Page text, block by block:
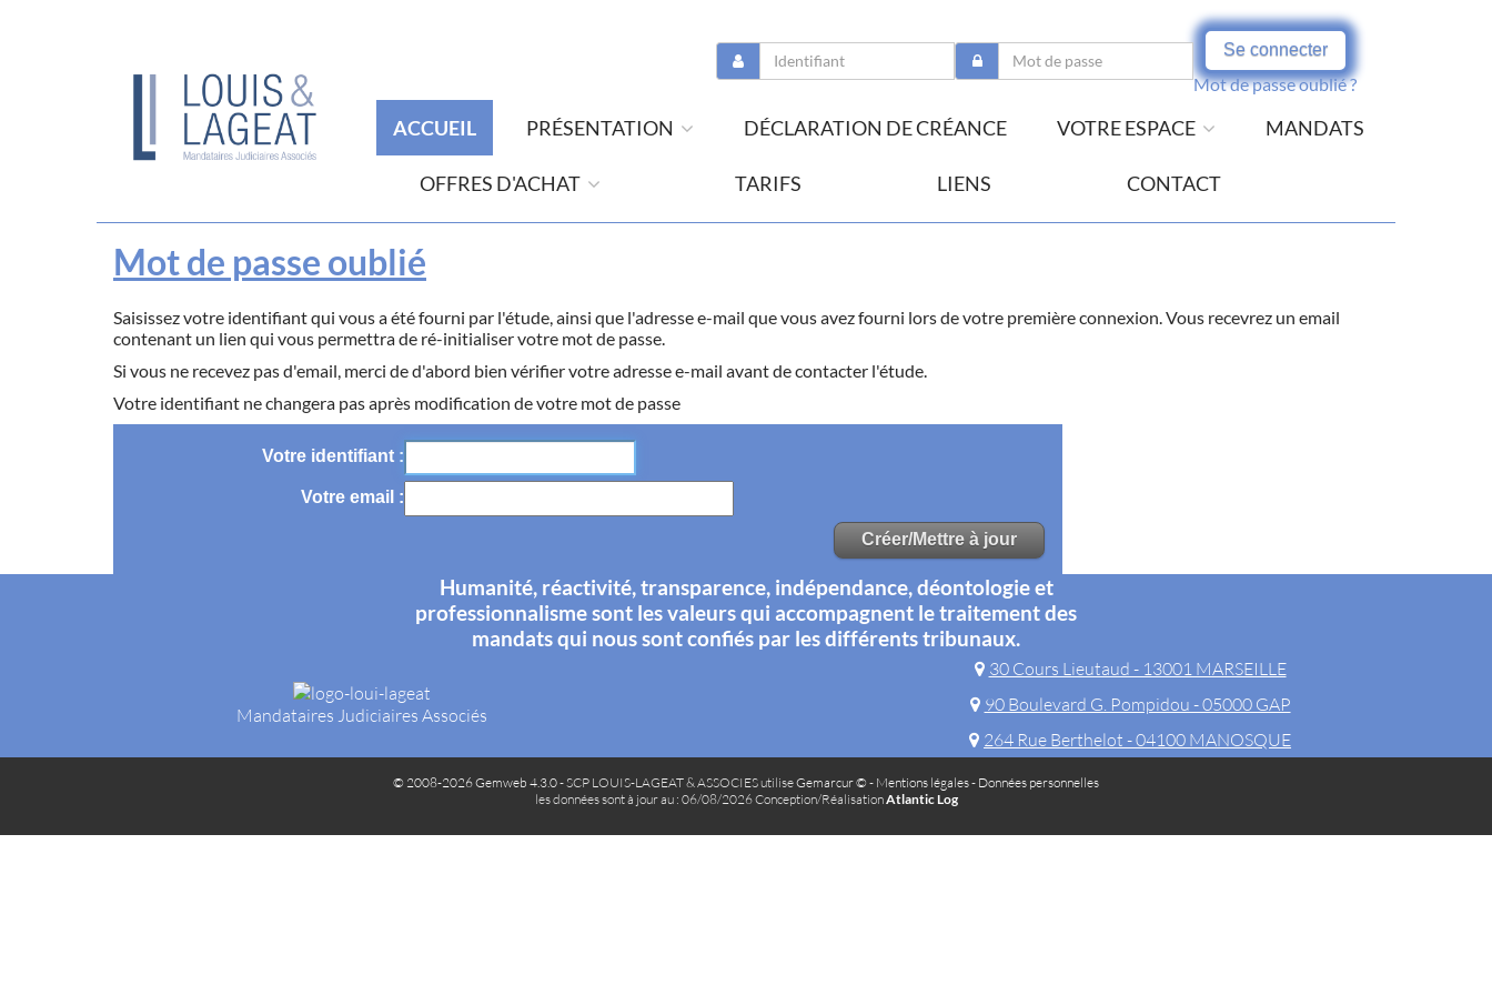
Se connecter
Mot de passe oublié ?
ACCUEIL PRÉSENTATION DÉCLARATION DE CRÉANCE VOTRE ESPACE MANDATS
OFFRES D'ACHAT TARIFS LIENS CONTACT
Mot de passe oublié
Saisissez votre identifiant qui vous a été fourni par l'étude, ainsi que l'adresse e-mail que vous avez fourni lors de votre première connexion. Vous recevrez un email
contenant un lien qui vous permettra de ré-initialiser votre mot de passe.
Si vous ne recevez pas d'email, merci de d'abord bien vérifier votre adresse e-mail avant de contacter l'étude.
Votre identifiant ne changera pas après modification de votre mot de passe
Votre identifiant
Votre email
Mandataires Judiciaires Associés
Humanité, réactivité, transparence, indépendance, déontologie et
professionnalisme sont les valeurs qui accompagnent le traitement des
mandats qui nous sont confiés par les différents tribunaux.
30 Cours Lieutaud - 13001 MARSEILLE
90 Boulevard G. Pompidou - 05000 GAP
264 Rue Berthelot - 04100 MANOSQUE
© 2008-2026 Gemweb 4.3.0- SCP LOUIS-LAGEAT & ASSOCIES utiliseGemarcur © - Mentions légales- Données personnelles
les données sont à jour au : 06/08/2026 Conception/RéalisationAtlantic Log